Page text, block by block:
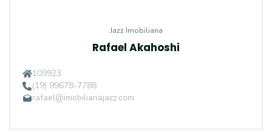
Jazz Imobiliaria
Rafael Akahoshi
109923
(19) 99678-7788
rafael@imobiliariajazz.com